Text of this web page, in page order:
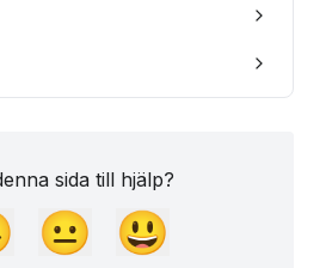
sida till hjälp?
😐 😃